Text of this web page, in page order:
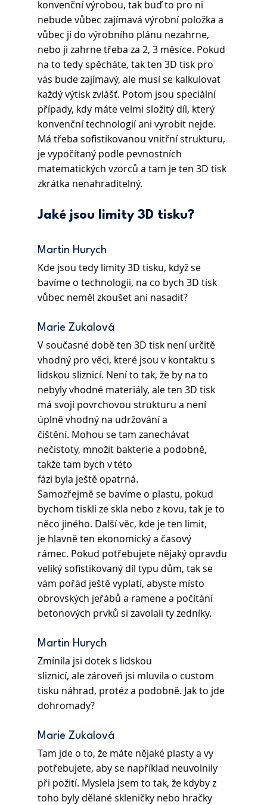
konvenční výrobou, tak buď to pro ni
nebude vůbec zajímavá výrobní položka a
vůbec ji do výrobního plánu nezahrne,
nebo ji zahrne třeba za 2, 3 měsíce. Pokud
na to tedy spěcháte, tak ten 3D tisk pro
vás bude zajímavý, ale musí se kalkulovat
každý výtisk zvlášť. Potom jsou speciální
případy, kdy máte velmi složitý díl, který
konvenční technologií ani vyrobit nejde.
Má třeba sofistikovanou vnitřní strukturu,
je vypočítaný podle pevnostních
matematických vzorců a tam je ten 3D tisk
zkrátka nenahraditelný.
Jaké jsou limity 3D tisku?
Martin Hurych
Kde jsou tedy limity 3D tisku, když se
bavíme o technologii, na co bych 3D tisk
vůbec neměl zkoušet ani nasadit?
Marie Zukalová
V současné době ten 3D tisk není určitě
vhodný pro věci, které jsou v kontaktu s
lidskou sliznicí. Není to tak, že by na to
nebyly vhodné materiály, ale ten 3D tisk
má svoji povrchovou strukturu a není
úplně vhodný na udržování a
čištění. Mohou se tam zanechávat
nečistoty, množit bakterie a podobně,
takže tam bych v této
fázi byla ještě opatrná.
Samozřejmě se bavíme o plastu, pokud
bychom tiskli ze skla nebo z kovu, tak je to
něco jiného. Další věc, kde je ten limit,
je hlavně ten ekonomický a časový
rámec. Pokud potřebujete nějaký opravdu
veliký sofistikovaný díl typu dům, tak se
vám pořád ještě vyplatí, abyste místo
obrovských jeřábů a ramene a počítání
betonových prvků si zavolali ty zedníky.
Martin Hurych
Zmínila jsi dotek s lidskou
sliznicí, ale zároveň jsi mluvila o custom
tisku náhrad, protéz a podobně. Jak to jde
dohromady?
Marie Zukalová
Tam jde o to, že máte nějaké plasty a vy
potřebujete, aby se například neuvolnily
při požití. Myslela jsem to tak, že kdyby z
toho byly dělané skleničky nebo hračky